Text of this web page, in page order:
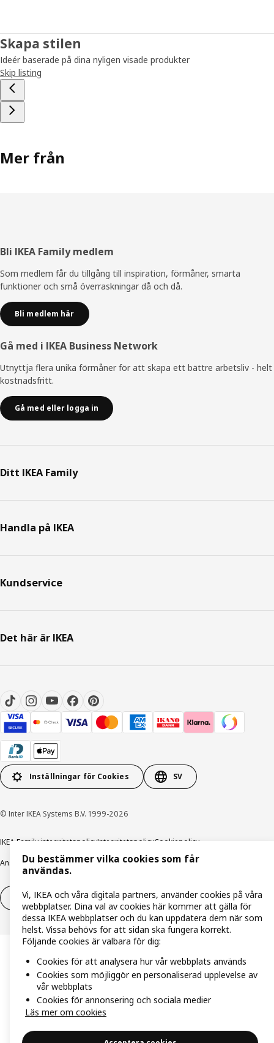
Skapa stilen
Ideér baserade på dina nyligen visade produkter
Skip listing
Mer från
Sidfot
Bli IKEA Family medlem
Som medlem får du tillgång till inspiration, förmåner, smarta
funktioner och små överraskningar då och då.
Bli medlem här
Gå med i IKEA Business Network
Utnyttja flera unika förmåner för att skapa ett bättre arbetsliv - helt
kostnadsfritt.
Gå med eller logga in
Ditt IKEA Family
Handla på IKEA
Kundservice
Det här är IKEA
Inställningar för Cookies SV
© Inter IKEA Systems B.V. 1999-2026
IKEA Family integritetspolicyIntegritetspolicyCookiepolicy
Ansvarsfullt avslöjandepolicyE-postKöp- & leveransvillkor
Utöva ångerrätt Utöva ångerrätten för tjänster
Du bestämmer vilka cookies som får
användas.
Vi, IKEA och våra digitala partners, använder cookies på våra
webbplatser. Dina val av cookies här kommer att gälla för
dessa IKEA webbplatser och du kan uppdatera dem när som
helst. Vissa behövs för att sidan ska fungera korrekt.
Följande cookies är valbara för dig:
Cookies för att analysera hur vår webbplats används
Cookies som möjliggör en personaliserad upplevelse av
vår webbplats
Cookies för annonsering och sociala medier
Läs mer om cookies